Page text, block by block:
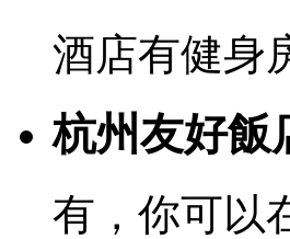
酒店有健身
杭州友好飯
有，你可以